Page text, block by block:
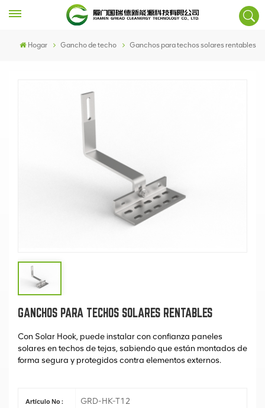
Hogar Gancho de techo Ganchos para techos solares rentables
GANCHOS PARA TECHOS SOLARES RENTABLES
Con Solar Hook, puede instalar con confianza paneles
solares en techos de tejas, sabiendo que están montados de
forma segura y protegidos contra elementos externos.
Artículo No : GRD-HK-T12